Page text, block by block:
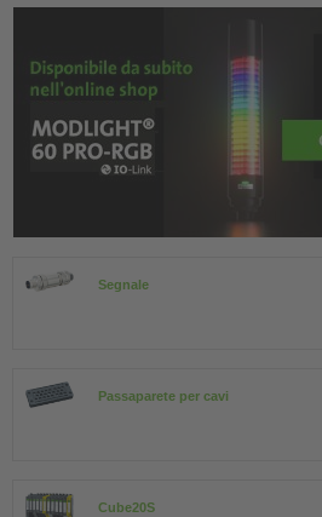
Segnale
Passaparete per cavi
Cube20S